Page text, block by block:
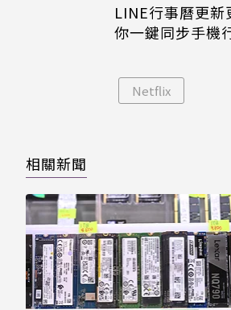
LINE行事曆更新
你一鍵同步手機
Netflix
相關新聞